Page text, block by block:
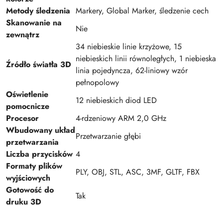
Metody śledzenia Markery, Global Marker, śledzenie cech
Skanowanie na
zewnątrz
Nie
Źródło światła 3D
34 niebieskie linie krzyżowe, 15
niebieskich linii równoległych, 1 niebieska
linia pojedyncza, 62-liniowy wzór
pełnopolowy
Oświetlenie
pomocnicze
12 niebieskich diod LED
Procesor
4-rdzeniowy ARM 2,0 GHz
Wbudowany układ
przetwarzania
Przetwarzanie głębi
Liczba przycisków 4
Formaty plików
wyjściowych
PLY, OBJ, STL, ASC, 3MF, GLTF, FBX
Gotowość do
druku 3D
Tak